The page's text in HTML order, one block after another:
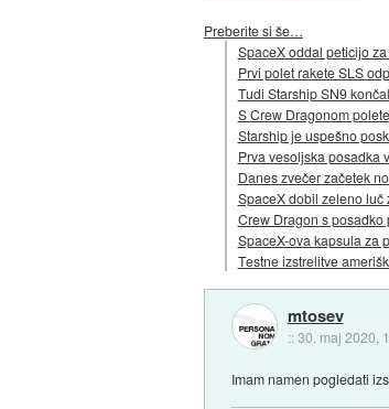
Preberite si še…
SpaceX oddal peticijo
Prvi polet rakete SLS
Tudi Starship SN9
S Crew Dragonom
Starship je uspešno
Prva vesoljska posadka
Danes zvečer začetek
SpaceX dobil zeleno luč
Crew Dragon s posadko
SpaceX-ova kapsula za
Testne izstrelitve
mtosev
::30. maj 2020,
Imam namen pogledati